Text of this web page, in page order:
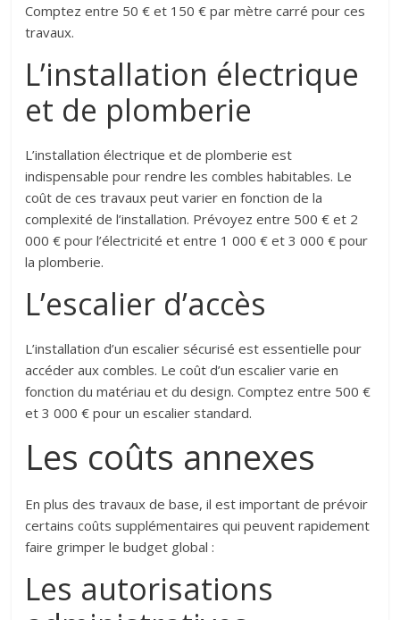
Comptez entre 50 € et 150 € par mètre carré pour ces
travaux.
L’installation électrique
et de plomberie
L’installation électrique et de plomberie est
indispensable pour rendre les combles habitables. Le
coût de ces travaux peut varier en fonction de la
complexité de l’installation. Prévoyez entre 500 € et 2
000 € pour l’électricité et entre 1 000 € et 3 000 € pour
la plomberie.
L’escalier d’accès
L’installation d’un escalier sécurisé est essentielle pour
accéder aux combles. Le coût d’un escalier varie en
fonction du matériau et du design. Comptez entre 500 €
et 3 000 € pour un escalier standard.
Les coûts annexes
En plus des travaux de base, il est important de prévoir
certains coûts supplémentaires qui peuvent rapidement
faire grimper le budget global :
Les autorisations